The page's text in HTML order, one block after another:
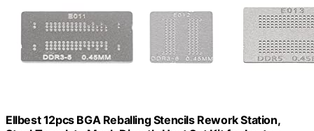
Ellbest 12pcs BGA Reballing Stencils Rework Station,